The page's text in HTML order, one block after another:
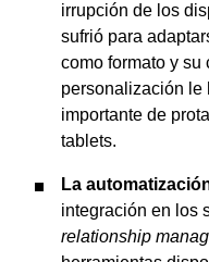
irrupción de los
sufrió para
como formato y
personalización le
importante de
tablets.
La
integración en los
relationship